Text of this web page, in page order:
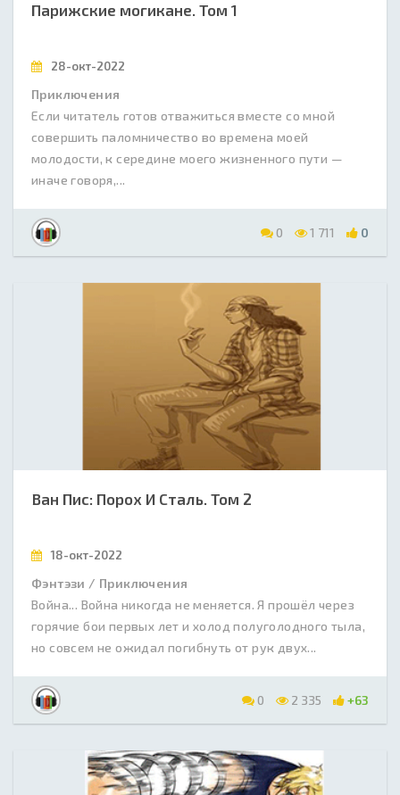
Парижские могикане. Том 1
28-окт-2022
Приключения
Если читатель готов отважиться вместе со мной
совершить паломничество во времена моей
молодости, к середине моего жизненного пути —
иначе говоря,...
0 1 711 0
Ван Пис: Порох И Сталь. Том 2
18-окт-2022
Фэнтэзи / Приключения
Война... Война никогда не меняется. Я прошёл через
горячие бои первых лет и холод полуголодного тыла,
но совсем не ожидал погибнуть от рук двух...
0 2 335 +63